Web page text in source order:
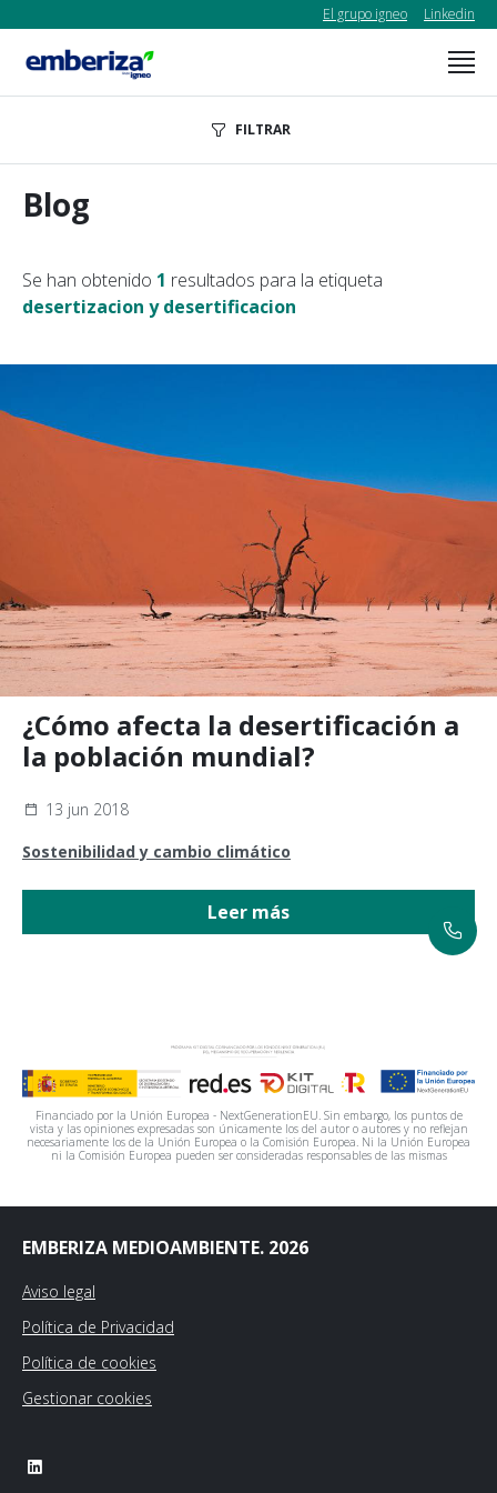
El grupo igneo Linkedin
FILTRAR
Blog
Se han obtenido 1 resultados para la etiqueta
desertizacion y desertificacion
¿Cómo afecta la desertificación a
la población mundial?
13 jun 2018
Sostenibilidad y cambio climático
Leer más
Financiado por la Unión Europea - NextGenerationEU. Sin embargo, los puntos de
vista y las opiniones expresadas son únicamente los del autor o autores y no reflejan
necesariamente los de la Unión Europea o la Comisión Europea. Ni la Unión Europea
ni la Comisión Europea pueden ser consideradas responsables de las mismas
EMBERIZA MEDIOAMBIENTE. 2026
Aviso legal
Política de Privacidad
Política de cookies
Gestionar cookies